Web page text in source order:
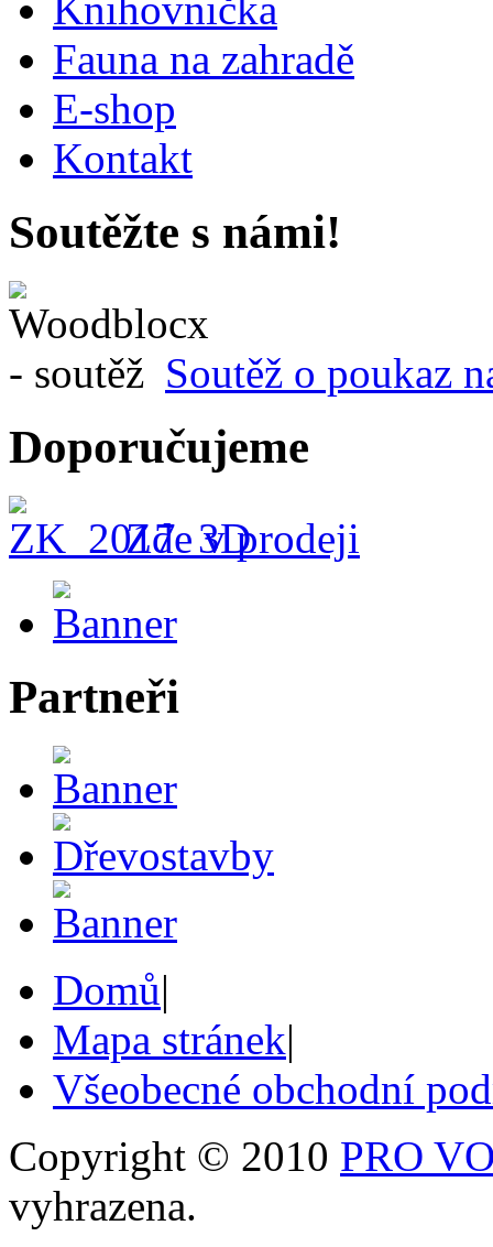
Knihovnička
Fauna na zahradě
E-shop
Kontakt
Soutěžte s námi!
Soutěž o poukaz
Doporučujeme
Zde v prodeji
Partneři
Domů|
Mapa stránek|
Všeobecné obchodní
Copyright © 2010 PRO
vyhrazena.